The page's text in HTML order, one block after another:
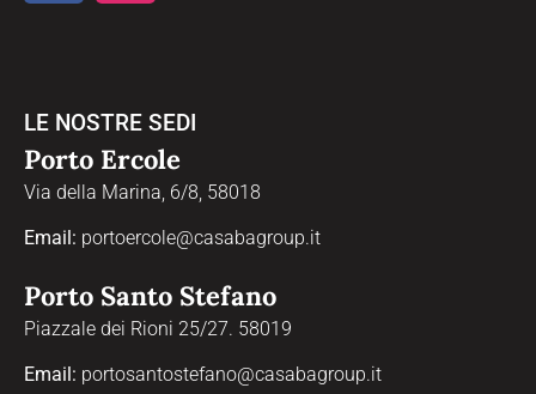
LE NOSTRE SEDI
Porto Ercole
Via della Marina, 6/8, 58018
Email: portoercole@casabagroup.it
Porto Santo Stefano
Piazzale dei Rioni 25/27. 58019
Email: portosantostefano@casabagroup.it